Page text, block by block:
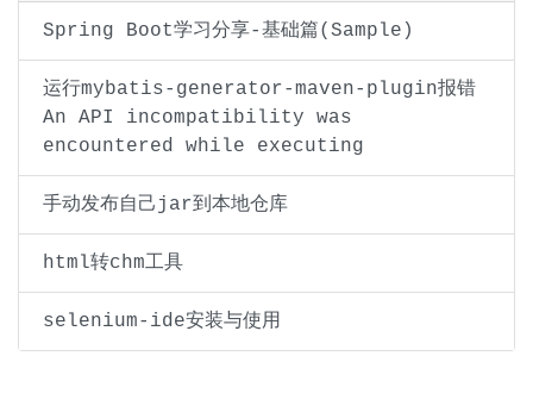
Spring Boot学习分享-基础篇(Sample)
运行mybatis-generator-maven-plugin报错
An API incompatibility was
encountered while executing
手动发布自己jar到本地仓库
html转chm工具
selenium-ide安装与使用